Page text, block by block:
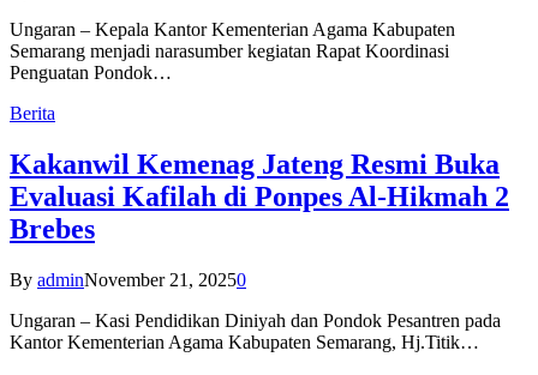
Ungaran – Kepala Kantor Kementerian Agama Kabupaten
Semarang menjadi narasumber kegiatan Rapat Koordinasi
Penguatan Pondok…
Berita
Kakanwil Kemenag Jateng Resmi Buka
Evaluasi Kafilah di Ponpes Al-Hikmah 2
Brebes
By adminNovember 21, 20250
Ungaran – Kasi Pendidikan Diniyah dan Pondok Pesantren pada
Kantor Kementerian Agama Kabupaten Semarang, Hj.Titik…